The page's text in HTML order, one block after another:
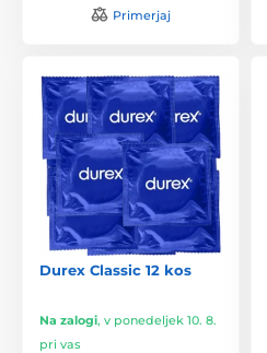
Primerjaj
Durex Classic 12 kos
Na zalogi, v ponedeljek 10. 8.
pri vas